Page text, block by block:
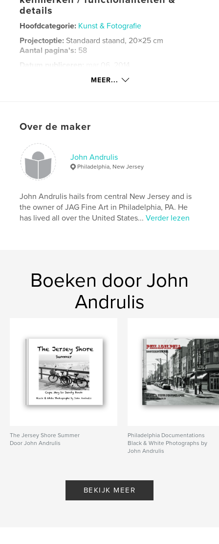
details
Hoofdcategorie: Kunst & Fotografie
Projectoptie: Standaard staand, 20×25 cm
Aantal pagina's: 58
Datum publiceren:
mar 06, 2014
MEER...
Over de maker
John Andrulis
Philadelphia, New Jersey
John Andrulis hails from central New Jersey and is
the owner of JAG Fine Art in Philadelphia, PA. He
has lived all over the United States...Verder lezen
Boeken door John
Andrulis
The Jersey Shore Summer
Door John Andrulis
Philadelphia Documentations
Black & White Photographs by
John Andrulis
BEKIJK MEER